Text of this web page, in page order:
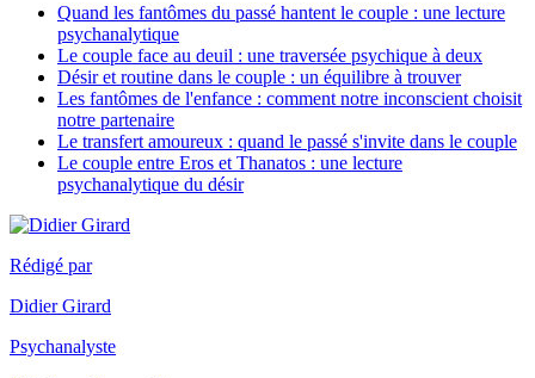
Quand les fantômes du passé hantent le couple : une lecture
psychanalytique
Le couple face au deuil : une traversée psychique à deux
Désir et routine dans le couple : un équilibre à trouver
Les fantômes de l'enfance : comment notre inconscient choisit
notre partenaire
Le transfert amoureux : quand le passé s'invite dans le couple
Le couple entre Eros et Thanatos : une lecture
psychanalytique du désir
Rédigé par
Didier Girard
Psychanalyste